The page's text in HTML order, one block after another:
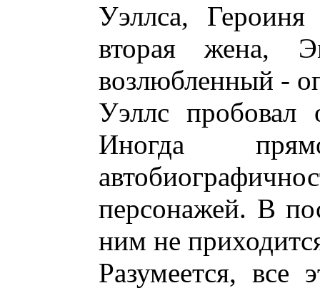
Уэллса,
вторая жена,
возлюбленный -
Уэллс пробовал
Иногда
персонажей. В
ним не
Разумеется, все